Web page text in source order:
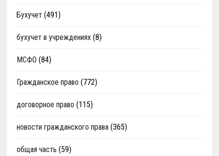
Бухучет(491)
бухучет в учреждениях(8)
МСФО (84)
Гражданское право (772)
договорное право (115)
новости гражданского права(365)
общая часть (59)